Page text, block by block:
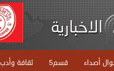
أصداء قسم5 ثقافة وأدب